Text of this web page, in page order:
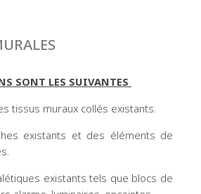
SONT LES SUIVANTES
tissus muraux collés existants.
existants et des éléments de
existants tels que blocs de